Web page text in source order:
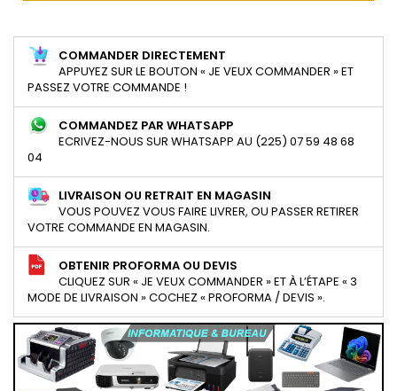
COMMANDER DIRECTEMENT
APPUYEZ SUR LE BOUTON « JE VEUX COMMANDER » ET
PASSEZ VOTRE COMMANDE !
COMMANDEZ PAR WHATSAPP
ECRIVEZ-NOUS SUR WHATSAPP AU (225) 07 59 48 68
04
LIVRAISON OU RETRAIT EN MAGASIN
VOUS POUVEZ VOUS FAIRE LIVRER, OU PASSER RETIRER
VOTRE COMMANDE EN MAGASIN.
OBTENIR PROFORMA OU DEVIS
CLIQUEZ SUR « JE VEUX COMMANDER » ET À L’ÉTAPE « 3
MODE DE LIVRAISON » COCHEZ « PROFORMA / DEVIS ».